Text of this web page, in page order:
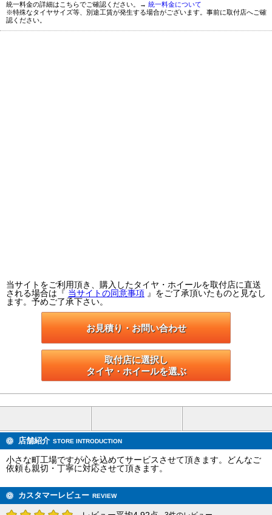
統一料金の詳細はこちらでご確認ください。→ 統一料金について
※特殊なタイヤサイズ等、別途工賃が発生する場合がございます。事前に取付店へご確
認ください。
当サイトをご利用頂き、購入したタイヤ・ホイールを取付店に直送
される場合は『 当サイトの同意事項 』をご了承頂いたものと見なし
ます。予めご了承下さい。
お見積り・お問い合わせ
取付店に選択し
タイヤ・ホイールを選ぶ
店舗紹介 STORE INTRODUCTION
小さな町工場ですが心を込めてサービスさせて頂きます。どんなご
依頼も親切・丁寧に対応させて頂きます。
カスタマーレビュー REVIEW